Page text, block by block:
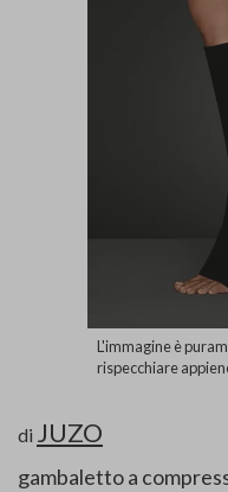
L'immagine è
rispecchiare
di JUZO
gambaletto a